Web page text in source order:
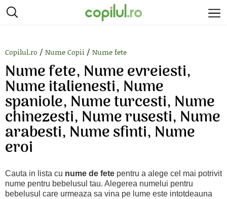
Copilul.ro / Nume Copii / Nume fete
Nume fete, Nume evreiesti,
Nume italienesti, Nume
spaniole, Nume turcesti, Nume
chinezesti, Nume rusesti, Nume
arabesti, Nume sfinti, Nume
eroi
Cauta in lista cu nume de fete pentru a alege cel mai potrivit
nume pentru bebelusul tau. Alegerea numelui pentru
bebelusul care urmeaza sa vina pe lume este intotdeauna